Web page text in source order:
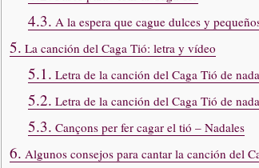
4.3. A la espera que cague dulces y
5. La canción del Caga Tió: letra y vídeo
5.1. Letra de la canción del Caga Tió de
5.2. Letra de la canción del Caga Tió de
5.3. Cançons per fer cagar el tió – Nadales
6. Algunos consejos para cantar la canción del